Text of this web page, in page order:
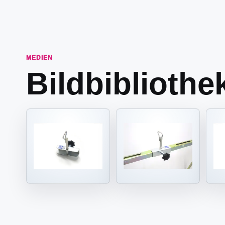
MEDIEN